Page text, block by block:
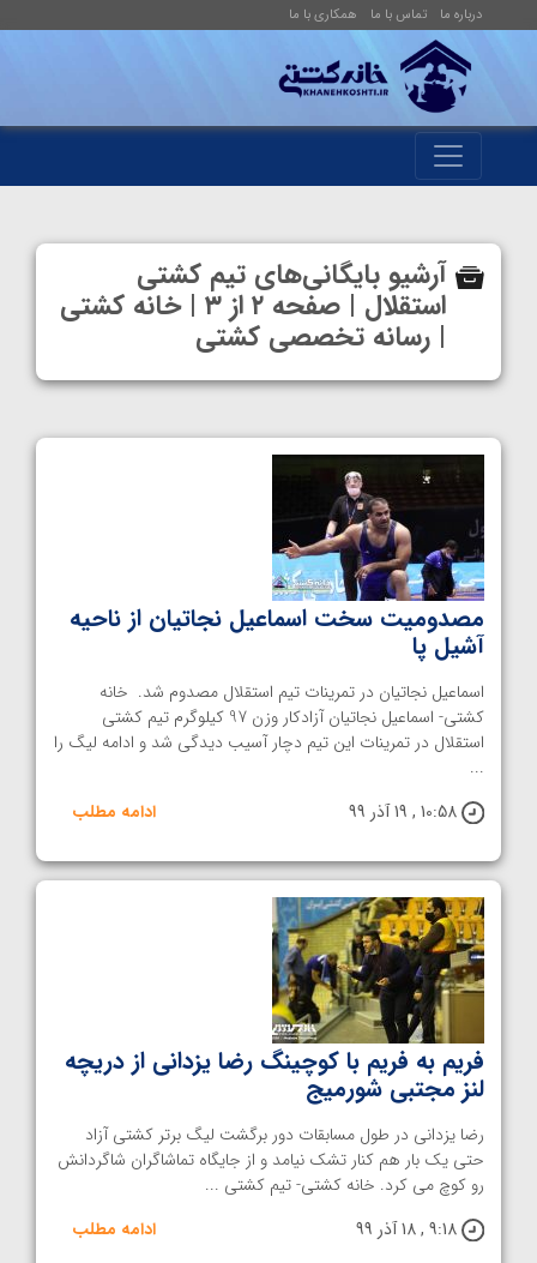
درباره ما تماس با ما همکاری با ما
آرشیو بایگانی‌های تیم کشتی
استقلال | صفحه ۲ از ۳ | خانه کشتی
| رسانه تخصصی کشتی
مصدومیت سخت اسماعیل نجاتیان از ناحیه
آشیل پا
اسماعیل نجاتیان در تمرینات تیم استقلال مصدوم شد. خانه
کشتی- اسماعیل نجاتیان آزادکار وزن 97 کیلوگرم تیم کشتی
استقلال در تمرینات این تیم دچار آسیب دیدگی شد و ادامه لیگ را
...
10:58 , 19 آذر 99
ادامه مطلب
فریم به فریم با کوچینگ رضا یزدانی از دریچه
لنز مجتبی شورمیج
رضا یزدانی در طول مسابقات دور برگشت لیگ برتر کشتی آزاد
حتی یک بار هم کنار تشک نیامد و از جایگاه تماشاگران شاگردانش
رو کوچ می کرد. خانه کشتی- تیم کشتی ...
9:18 , 18 آذر 99
ادامه مطلب